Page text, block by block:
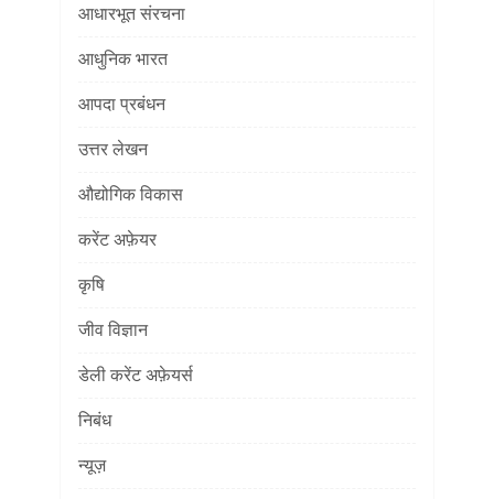
आधारभूत संरचना
आधुनिक भारत
आपदा प्रबंधन
उत्तर लेखन
औद्योगिक विकास
करेंट अफ़ेयर
कृषि
जीव विज्ञान
डेली करेंट अफ़ेयर्स
निबंध
न्यूज़